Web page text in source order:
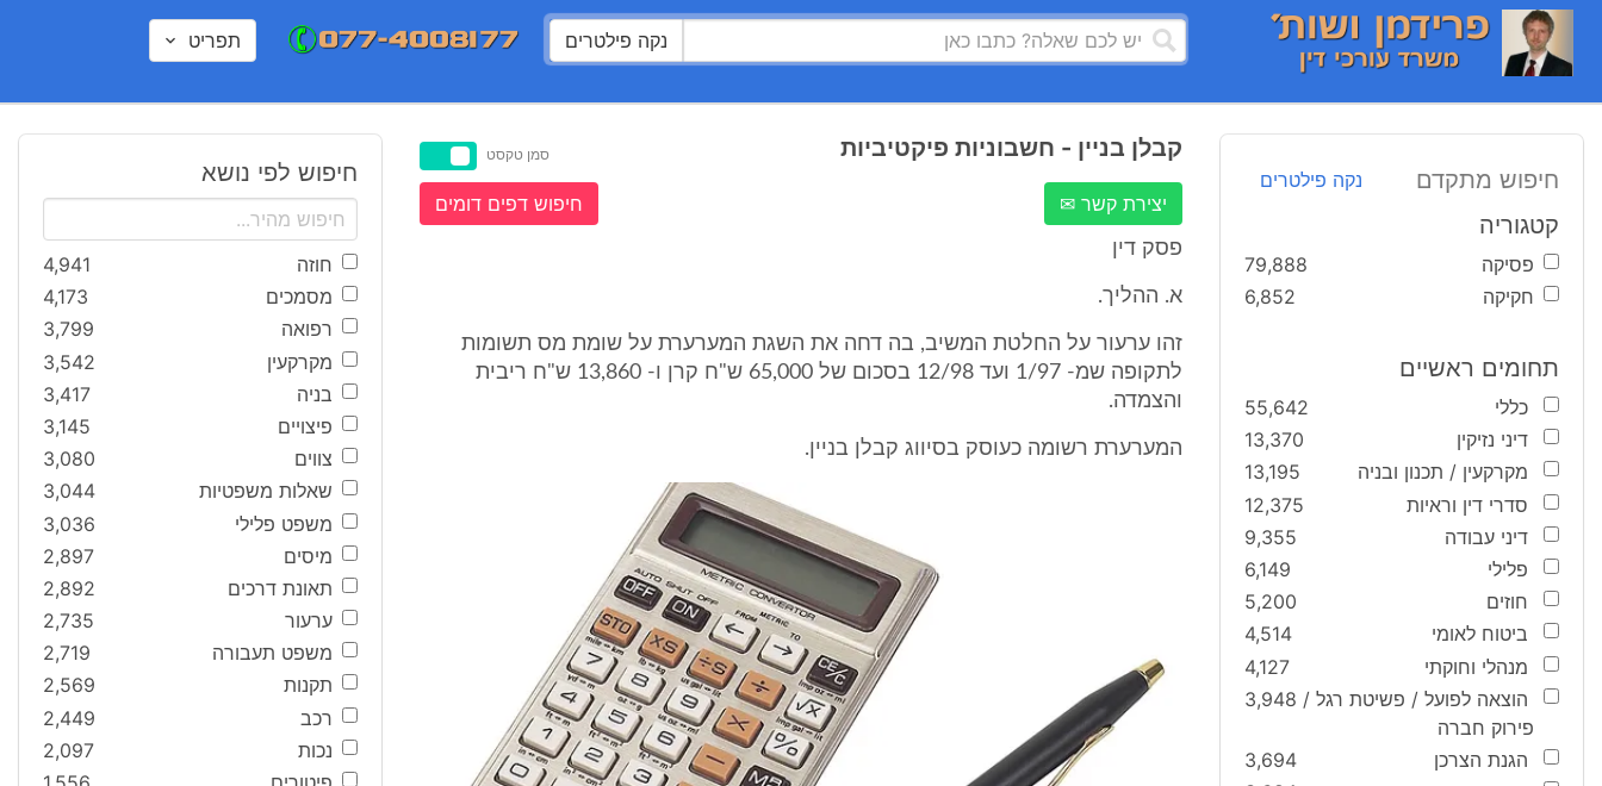
נקה פילטרים תפריט
חיפוש מתקדם נקה פילטרים
קטגוריה
פסיקה
79,888
חקיקה
6,852
תחומים ראשיים
כללי
55,642
דיני נזיקין
13,370
מקרקעין / תכנון ובניה
13,195
סדרי דין וראיות
12,375
דיני עבודה
9,355
פלילי
6,149
חוזים
5,200
ביטוח לאומי
4,514
מנהלי וחוקתי
4,127
הוצאה לפועל / פשיטת רגל /
פירוק חברה
3,948
הגנת הצרכן
3,694
קבלן בניין - חשבוניות פיקטיביות סמן טקסט
יצירת קשר ✉ חיפוש דפים דומים
פסק דין
א. ההליך.
זהו ערעור על החלטת המשיב, בה דחה את השגת המערערת על שומת מס תשומות
לתקופה שמ- 1/97 ועד 12/98 בסכום של 65,000 ש"ח קרן ו- 13,860 ש"ח ריבית
והצמדה.
המערערת רשומה כעוסק בסיווג קבלן בניין.
חיפוש לפי נושא
חוזה
4,941
מסמכים
4,173
רפואה
3,799
מקרקעין
3,542
בניה
3,417
פיצויים
3,145
צווים
3,080
שאלות משפטיות
3,044
משפט פלילי
3,036
מיסים
2,897
תאונת דרכים
2,892
ערעור
2,735
משפט תעבורה
2,719
תקנות
2,569
רכב
2,449
נכות
2,097